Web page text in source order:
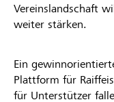
Vereinslandschaft
weiter stärken.
Ein
Plattform für
für Unterstützer